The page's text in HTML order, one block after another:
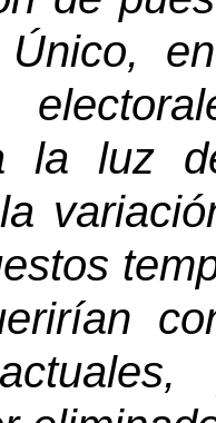
la luz